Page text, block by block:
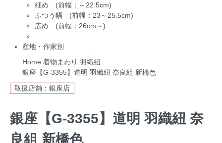
細め (前幅：～22.5cm)
ふつう幅 (前幅：23～25.5cm)
広め (前幅：26cm～)
産地・作家別
Home 着物まわり 羽織紐
銀座【G-3355】道明 羽織紐 奈良組 新橋色
取扱店舗：銀座店
銀座【G-3355】道明 羽織紐 奈
良組 新橋色